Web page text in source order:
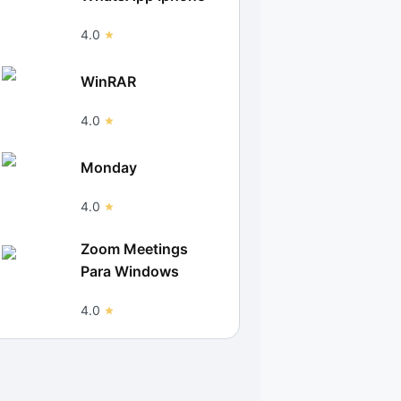
4.0
WinRAR
4.0
Monday
4.0
Zoom Meetings
Para Windows
4.0